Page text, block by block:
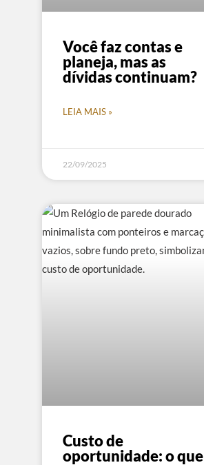
Você faz contas e
planeja, mas as
dívidas continuam?
LEIA MAIS »
22/09/2025
Custo de
oportunidade: o que